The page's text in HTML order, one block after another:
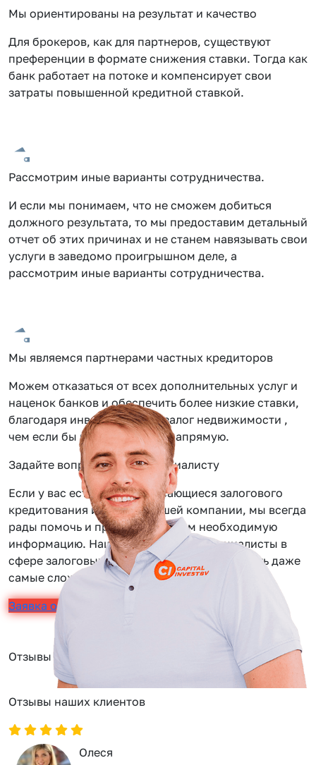
Мы ориентированы на результат и качество
Для брокеров, как для партнеров, существуют
преференции в формате снижения ставки. Тогда как
банк работает на потоке и компенсирует свои
затраты повышенной кредитной ставкой.
Рассмотрим иные варианты сотрудничества.
И если мы понимаем, что не сможем добиться
должного результата, то мы предоставим детальный
отчет об этих причинах и не станем навязывать свои
услуги в заведомо проигрышном деле, а
рассмотрим иные варианты сотрудничества.
Мы являемся партнерами частных кредиторов
Можем отказаться от всех дополнительных услуг и
наценок банков и обеспечить более низкие ставки,
благодаря инвестиции под залог недвижимости ,
чем если бы вы обращались напрямую.
Задайте вопрос нашему специалисту
Если у вас есть вопросы касающиеся залогового
кредитования или услуг нашей компании, мы всегда
рады помочь и предоставить вам необходимую
информацию. Наши сотрудники — специалисты в
сфере залоговых займов, помогут вам решить даже
самые сложные задачи.
Заявка онлайн
Отзывы
Отзывы наших клиентов
Олеся